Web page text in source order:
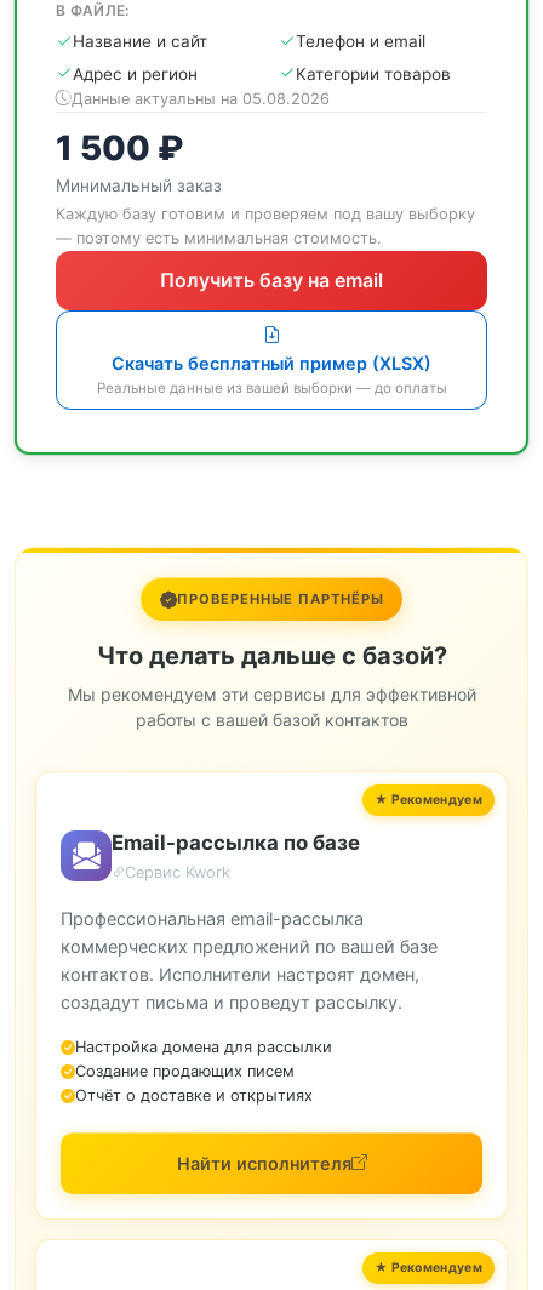
В ФАЙЛЕ:
Название и сайт
Телефон и email
Адрес и регион
Категории товаров
Данные актуальны на 05.08.2026
1 500 ₽
Минимальный заказ
Каждую базу готовим и проверяем под вашу выборку
— поэтому есть минимальная стоимость.
Получить базу на email
Скачать бесплатный пример (XLSX)
Реальные данные из вашей выборки — до оплаты
ПРОВЕРЕННЫЕ ПАРТНЁРЫ
Что делать дальше с базой?
Мы рекомендуем эти сервисы для эффективной
работы с вашей базой контактов
Email-рассылка по базе
Сервис Kwork
Профессиональная email-рассылка
коммерческих предложений по вашей базе
контактов. Исполнители настроят домен,
создадут письма и проведут рассылку.
Настройка домена для рассылки
Создание продающих писем
Отчёт о доставке и открытиях
Найти исполнителя